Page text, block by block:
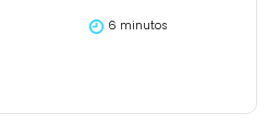
6 minutos